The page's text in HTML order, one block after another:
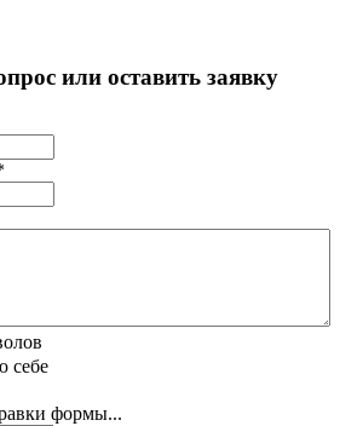
или оставить заявку
себе
формы...